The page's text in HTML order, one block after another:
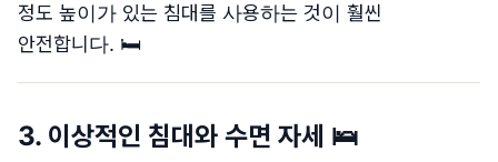
정도 높이가 있는 침대를 사용하는 것이 훨씬
안전합니다. 🛏️
3. 이상적인 침대와 수면 자세 🛌